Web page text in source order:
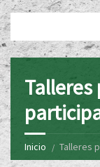
Inicio Talleres